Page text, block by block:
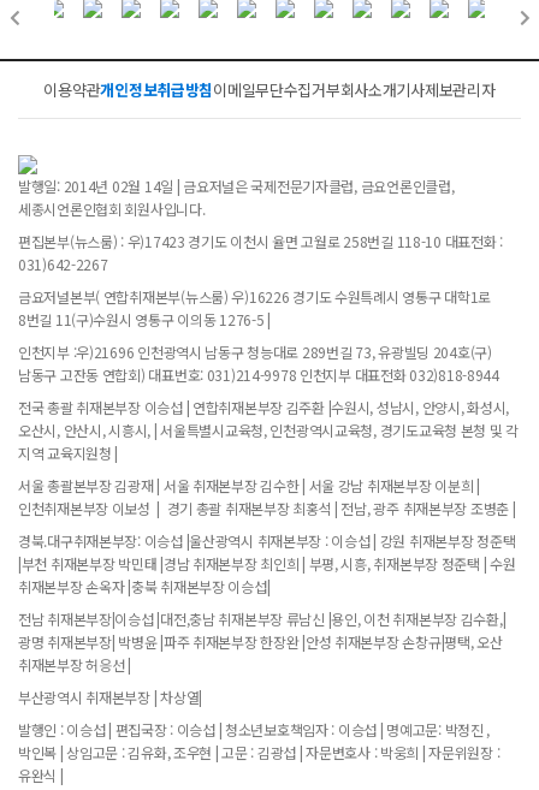
이용약관개인정보취급방침이메일무단수집거부회사소개기사제보관리자
발행일: 2014년 02월 14일 | 금요저널은 국제전문기자클럽, 금요언론인클럽,
세종시언론인협회 회원사입니다.
편집본부(뉴스룸) : 우)17423 경기도 이천시 율면 고월로 258번길 118-10 대표전화 :
031)642-2267
금요저널본부( 연합취재본부(뉴스룸) 우)16226 경기도 수원특례시 영통구 대학1로
8번길 11(구)수원시 영통구 이의동 1276-5 |
인천지부 :우)21696 인천광역시 남동구 청능대로 289번길 73, 유광빌딩 204호(구)
남동구 고잔동 연합회) 대표번호: 031)214-9978 인천지부 대표전화 032)818-8944
전국 총괄 취재본부장 이승섭 | 연합취재본부장 김주환 |수원시, 성남시, 안양시, 화성시,
오산시, 안산시, 시흥시, | 서울특별시교육청, 인천광역시교육청, 경기도교육청 본청 및 각
지역 교육지원청 |
서울 총괄본부장 김광재 | 서울 취재본부장 김수한 | 서울 강남 취재본부장 이분희 |
인천취재본부장 이보성 | 경기 총괄 취재본부장 최홍석 | 전남, 광주 취재본부장 조병춘 |
경북.대구취재본부장: 이승섭 |울산광역시 취재본부장 : 이승섭 | 강원 취재본부장 정준택
|부천 취재본부장 박민태 |경남 취재본부장 최인희 | 부평, 시흥, 취재본부장 정준택 | 수원
취재본부장 손옥자 |충북 취재본부장 이승섭|
전남 취재본부장|이승섭 |대전,충남 취재본부장 류남신 |용인, 이천 취재본부장 김수환,|
광명 취재본부장| 박병윤 |파주 취재본부장 한장완 |안성 취재본부장 손창규|평택, 오산
취재본부장 허응선 |
부산광역시 취재본부장 | 차상열|
발행인 : 이승섭 | 편집국장 : 이승섭 | 청소년보호책임자 : 이승섭 | 명예고문: 박정진 ,
박인복 | 상임고문 : 김유화, 조우현 | 고문 : 김광섭 | 자문변호사 : 박웅희 | 자문위원장 :
유완식 |